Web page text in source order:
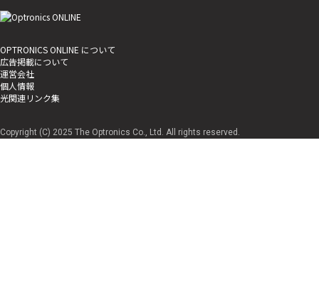
OPTRONICS ONLINE について
広告掲載について
運営会社
個人情報
光関連リンク集
Copyright (C) 2025 The Optronics Co., Ltd. All rights reserved.